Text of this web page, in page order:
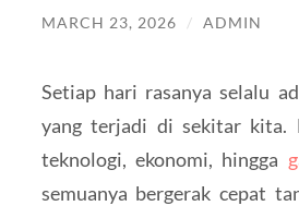
MARCH 23, 2026 / ADMIN
Setiap hari rasanya selalu
yang terjadi di sekitar kita.
teknologi, ekonomi, hingga
semuanya bergerak cepat